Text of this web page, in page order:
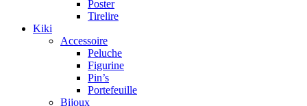
Poster
Tirelire
Kiki
Accessoire
Peluche
Figurine
Pin’s
Portefeuille
Bijoux